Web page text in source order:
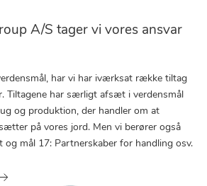
A/S tager vi vores ansvar
har vi har iværksat række tiltag
Tiltagene har særligt afsæt i verdensmål
og produktion, der handler om at
på vores jord. Men vi berører også
og mål 17: Partnerskaber for handling osv.